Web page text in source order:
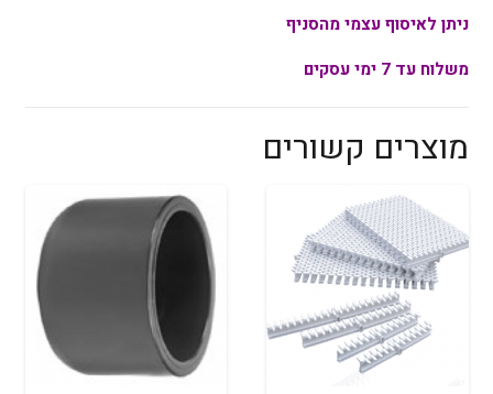
ניתן לאיסוף עצמי מהסניף
משלוח עד 7 ימי עסקים
מוצרים קשורים